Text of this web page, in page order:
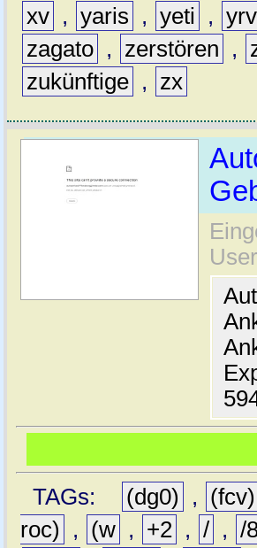
xv , yaris , yeti , yrv
zagato , zerstören ,
zukünftige , zx
TAGs:
(dg0) , (fcv)
roc)
, (w , +2 , / , /